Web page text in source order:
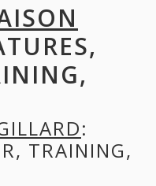
:
TRAINING,